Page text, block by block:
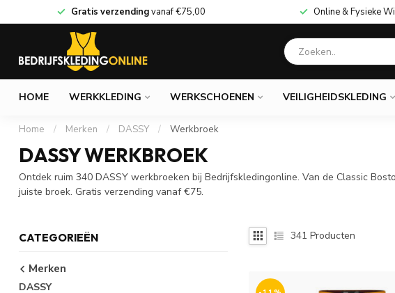
Gratis verzendingvanaf€75,00 Online & Fysieke
HOME WERKKLEDING WERKSCHOENEN VEILIGHEIDSKLEDING
Home / Merken / DASSY / Werkbroek
DASSY WERKBROEK
Ontdek ruim 340 DASSY werkbroeken bij Bedrijfskledingonline. Van de Classic
juiste broek. Gratis verzending vanaf €75.
CATEGORIEËN
Merken
DASSY
341 Producten